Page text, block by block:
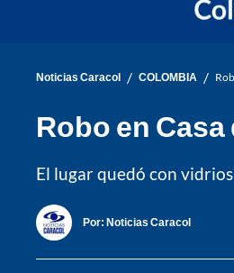
Noticias Caracol / COLOMBIA /
Robo en
El lugar quedó con
Por: Noticias Caracol